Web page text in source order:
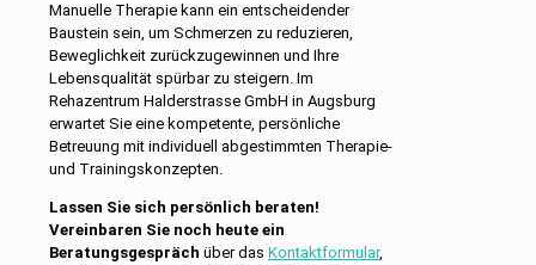
Manuelle Therapie kann ein entscheidender
Baustein sein, um Schmerzen zu reduzieren,
Beweglichkeit zurückzugewinnen und Ihre
Lebensqualität spürbar zu steigern. Im
Rehazentrum Halderstrasse GmbH in Augsburg
erwartet Sie eine kompetente, persönliche
Betreuung mit individuell abgestimmten Therapie-
und Trainingskonzepten.
Lassen Sie sich persönlich beraten!
Vereinbaren Sie noch heute ein
Beratungsgespräch über das Kontaktformular,